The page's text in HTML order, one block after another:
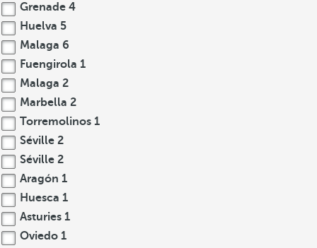
Grenade 4
Huelva 5
Malaga 6
Fuengirola 1
Malaga 2
Marbella 2
Torremolinos 1
Séville 2
Séville 2
Aragón 1
Huesca 1
Asturies 1
Oviedo 1